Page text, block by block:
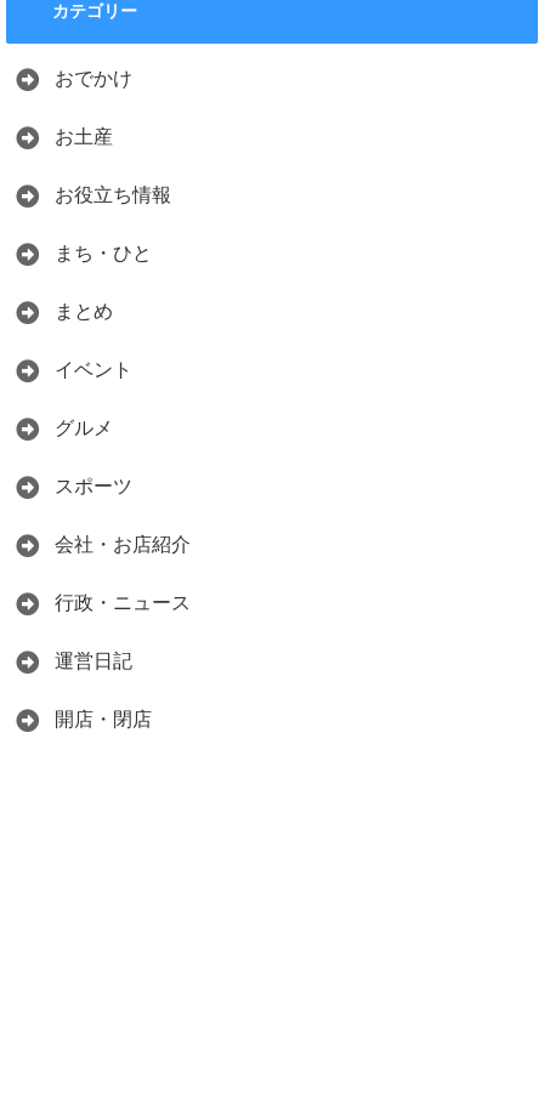
カテゴリー
おでかけ
お土産
お役立ち情報
まち・ひと
まとめ
イベント
グルメ
スポーツ
会社・お店紹介
行政・ニュース
運営日記
開店・閉店